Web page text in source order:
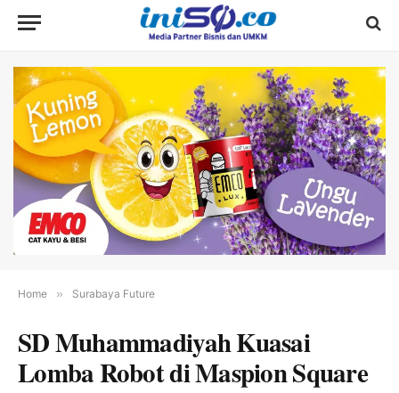
Home » Surabaya Future
SD Muhammadiyah Kuasai
Lomba Robot di Maspion Square